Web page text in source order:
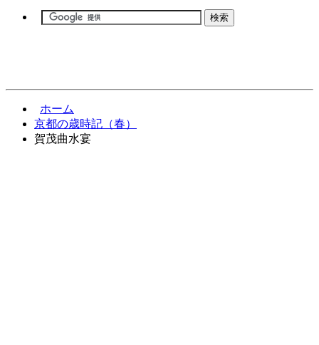
ホーム
京都の歳時記（春）
賀茂曲水宴